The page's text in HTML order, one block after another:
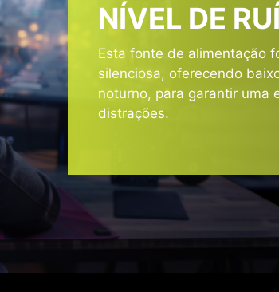
Intel PSDG (Power Supply Design Guide)
de 235% e tolerância de até 3x a
GPU.
NÍVEL DE
Esta fonte de alimentação
silenciosa, oferecendo
noturno, para garantir uma
distrações.